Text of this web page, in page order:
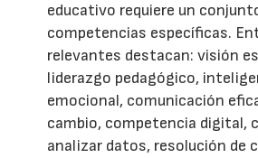
educativo requiere un
competencias específicas.
relevantes destacan: visión
liderazgo pedagógico,
emocional, comunicación
cambio, competencia digital,
analizar datos, resolución de